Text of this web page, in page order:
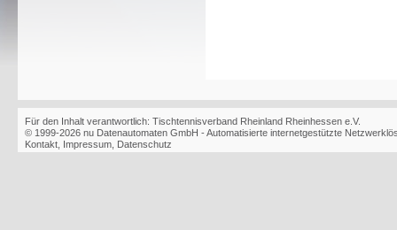
Für den Inhalt verantwortlich: Tischtennisverband Rheinland Rheinhessen e.V.
© 1999-2026 nu Datenautomaten GmbH - Automatisierte internetgestützte
Kontakt Impressum Datenschutz